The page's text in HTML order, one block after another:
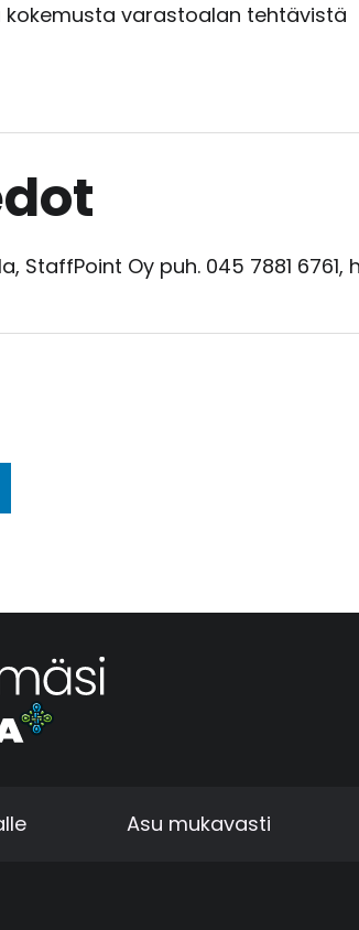
kokemusta varastoalan tehtävistä
StaffPoint Oy puh. 045 7881
Asu mukavasti